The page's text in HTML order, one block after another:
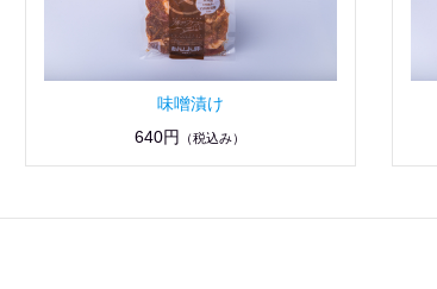
味噌漬け
640円
（税込み）